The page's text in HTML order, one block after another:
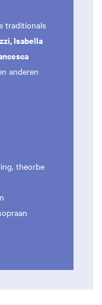
traditionals
Isabella
anderen
theorbe